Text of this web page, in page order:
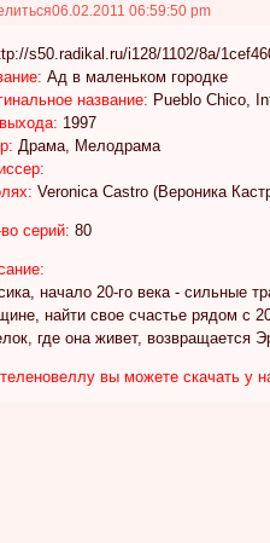
06.02.2011 06:59:50 pm
Ад в маленьком городке
название: Pueblo Chico,
1997
Драма, Мелодрама
Veronica Castro (Вероника
серий: 80
начало 20-го века - сильные
найти свое счастье рядом с
где она живет, возвращается
вы можете скачать у